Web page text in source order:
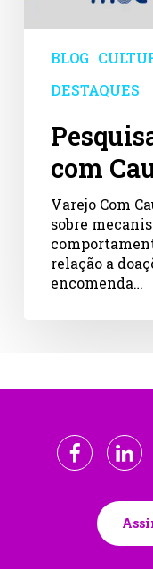
BLOG
DESTAQUES
com
Varejo Com
sobre
relação a
encomenda…